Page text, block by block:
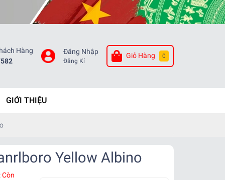
Hàng
Đăng Nhập
Đăng Kí
Giỏ Hàng 0
GIỚI THIỆU
Yellow Albino
Còn